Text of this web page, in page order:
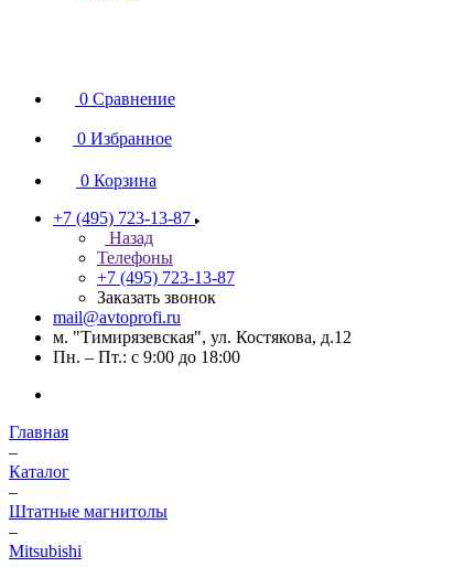
0 Сравнение
0 Избранное
0 Корзина
+7 (495) 723-13-87
Назад
Телефоны
+7 (495) 723-13-87
Заказать звонок
mail@avtoprofi.ru
м. "Тимирязевская", ул. Костякова, д.12
Пн. – Пт.: с 9:00 до 18:00
Главная
–
Каталог
–
Штатные магнитолы
–
Mitsubishi